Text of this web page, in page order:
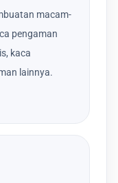
macam-
pengaman
kaca
lainnya.